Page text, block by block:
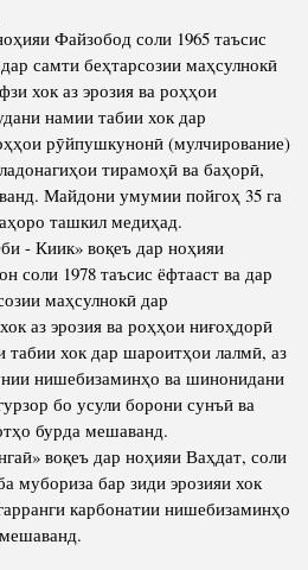
Файзобод соли 1965 таъсис
самти беҳтарсозии маҳсулнокӣ
хок аз эрозия ва роҳҳои
намии табии хок дар
рӯйпушкунонӣ (мулчирование)
тирамоҳӣ ва баҳорӣ,
Майдони умумии пойгоҳ 35 га
ташкил медиҳад.
- Киик» воқеъ дар ноҳияи
соли 1978 таъсис ёфтааст ва дар
маҳсулнокӣ дар
аз эрозия ва роҳҳои ниғоҳдорӣ
хок дар шароитҳои лалмӣ, аз
нишебизаминҳо ва шинонидани
бо усули борони сунъӣ ва
бурда мешаванд.
воқеъ дар ноҳияи Ваҳдат, соли
мубориза бар зиди эрозияи хок
карбонатии нишебизаминҳо